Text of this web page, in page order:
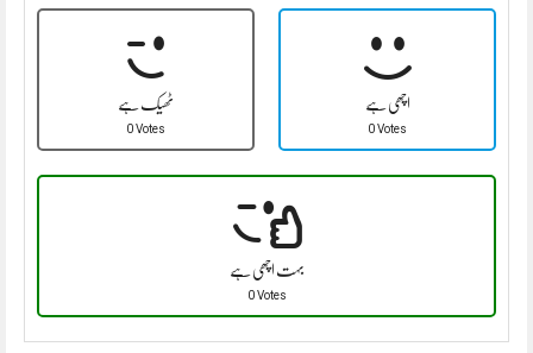
ٹھیک ہے
0 Votes
اچھی ہے
0 Votes
بہت اچھی ہے
0 Votes